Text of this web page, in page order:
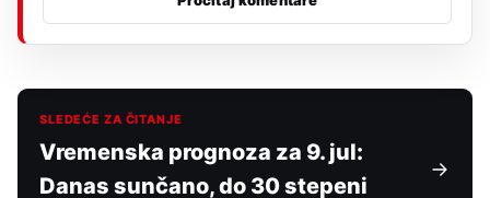
SLEDEĆE ZA ČITANJE
Vremenska prognoza za 9. jul:
Danas sunčano, do 30 stepeni